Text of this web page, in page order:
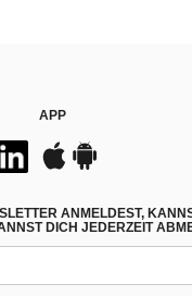
APP
ANMELDEST,
DICH JEDERZEIT